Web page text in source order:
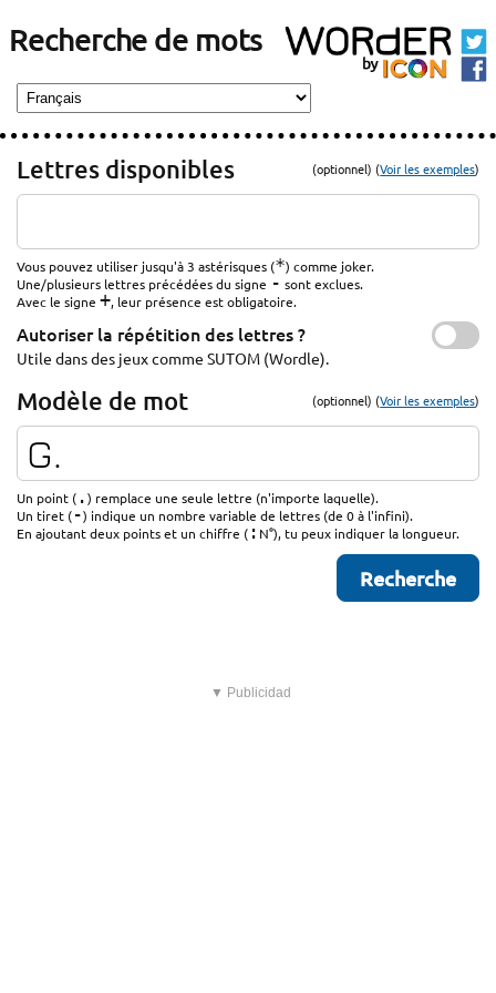
Recherche de mots
Lettres disponibles (optionnel) (Voir les exemples)
Vous pouvez utiliser jusqu'à 3 astérisques (*) comme joker.
Une/plusieurs lettres précédées du signe - sont exclues.
Avec le signe +, leur présence est obligatoire.
Autoriser la répétition des lettres ?
Utile dans des jeux comme SUTOM (Wordle).
Modèle de mot (optionnel) (Voir les exemples)
Un point (.) remplace une seule lettre (n'importe laquelle).
Un tiret (-) indique un nombre variable de lettres (de 0 à l'infini).
En ajoutant deux points et un chiffre (: N°), tu peux indiquer la longueur.
▼ Publicidad